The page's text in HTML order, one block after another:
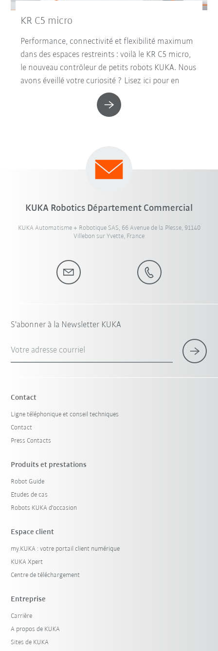
KR C5 micro
Performance, connectivité et flexibilité maximum
dans des espaces restreints : voilà le KR C5 micro,
le nouveau contrôleur de petits robots KUKA. Nous
avons éveillé votre curiosité ? Lisez ici pour en
KUKA Robotics Département Commercial
KUKA Automatisme + Robotique SAS, 66 Avenue de la Plesse, 91140
Villebon sur Yvette, France
S'abonner à la Newsletter KUKA
Votre adresse courriel
Contact
Ligne téléphonique et conseil techniques
Contact
Press Contacts
Produits et prestations
Robot Guide
Etudes de cas
Robots KUKA d'occasion
Espace client
my.KUKA : votre portail client numérique
KUKA Xpert
Centre de téléchargement
Entreprise
Carrière
A propos de KUKA
Sites de KUKA